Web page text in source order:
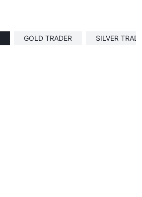
GOLD TRADER SILVER